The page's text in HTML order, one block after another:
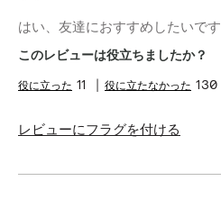
はい、友達におすすめしたいです
このレビューは役立ちましたか？
11 130
レビューにフラグを付ける